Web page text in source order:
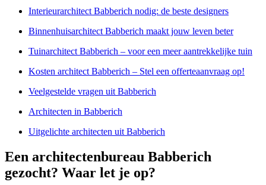
Interieurarchitect Babberich nodig: de beste designers
Binnenhuisarchitect Babberich maakt jouw leven beter
Tuinarchitect Babberich – voor een meer aantrekkelijke tuin
Kosten architect Babberich – Stel een offerteaanvraag op!
Veelgestelde vragen uit Babberich
Architecten in Babberich
Uitgelichte architecten uit Babberich
Een architectenbureau Babberich
gezocht? Waar let je op?